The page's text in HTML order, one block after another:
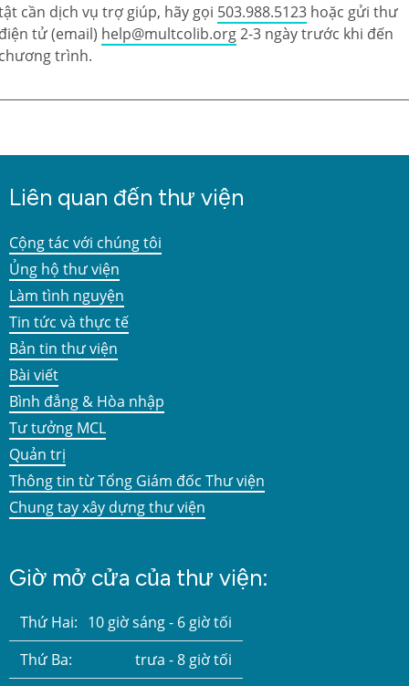
cần dịch vụ trợ giúp, hãy gọi 503.988.5123 hoặc gửi thư
tử (email) help@multcolib.org2-3 ngày trước khi đến
trình.
Liên quan đến thư viện
Cộng tác với chúng tôi
Ủng hộ thư viện
Làm tình nguyện
Tin tức và thực tế
Bản tin thư viện
Bài viết
Bình đẳng & Hòa nhập
Tư tưởng MCL
Quản trị
Thông tin từ Tổng Giám đốc Thư viện
Chung tay xây dựng thư viện
Giờ mở cửa của thư viện:
Thứ Hai: 10 giờ sáng - 6 giờ tối
Thứ Ba:
trưa - 8 giờ tối